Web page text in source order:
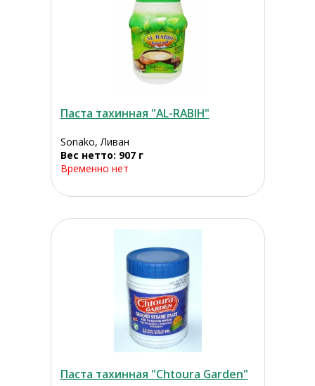
Паста тахинная "AL-RABIH"
Sonako, Ливан
Вес нетто: 907 г
Временно нет
Паста тахинная "Chtoura Garden"